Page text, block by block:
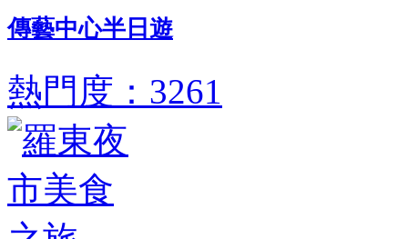
傳藝中心半日遊
熱門度：3261